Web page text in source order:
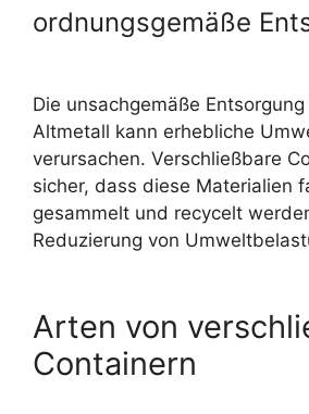
ordnungsgemäße
Die unsachgemäße
Altmetall kann erhebliche
verursachen. Verschließbare
sicher, dass diese Materialien
gesammelt und recycelt
Reduzierung von
Arten von
Containern